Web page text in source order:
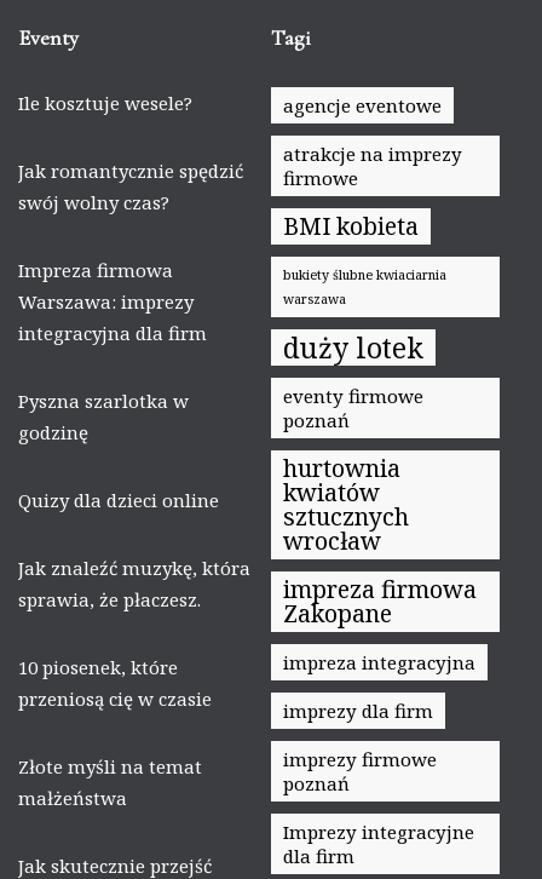
Eventy
Ile kosztuje wesele?
Jak romantycznie spędzić
swój wolny czas?
Impreza firmowa
Warszawa: imprezy
integracyjna dla firm
Pyszna szarlotka w
godzinę
Quizy dla dzieci online
Jak znaleźć muzykę, która
sprawia, że płaczesz.
10 piosenek, które
przeniosą cię w czasie
Złote myśli na temat
małżeństwa
Jak skutecznie przejść
Tagi
agencje eventowe
atrakcje na imprezy
firmowe
BMI kobieta
bukiety ślubne kwiaciarnia
warszawa
duży lotek
eventy firmowe
poznań
hurtownia
kwiatów
sztucznych
wrocław
impreza firmowa
Zakopane
impreza integracyjna
imprezy dla firm
imprezy firmowe
poznań
Imprezy integracyjne
dla firm